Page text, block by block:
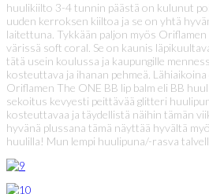
huulikiilto 3-4 tunnin päästä on kulunut
uuden kerroksen kiiltoa ja se on yhtä
laitettuna. Tykkään paljon myös
värissä soft coral. Se on kaunis
tätä usein koulussa ja kaupungille
kosteuttava ja ihanan pehmeä.
Oriflamen The ONE BB lip balm eli BB
sekoitus kevyesti peittävää glitteri
kosteuttavaa ja täydellistä näihin tämän
hyvänä plussana tämä näyttää hyvältä
huulilla! Mun lempi huulipuna/-rasva